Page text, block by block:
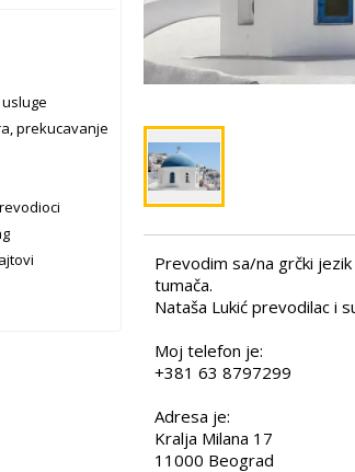
prekucavanje
Prevodim sa/na grčki
tumača.
Nataša Lukić prevodilac i
Moj telefon je:
+381 63 8797299
Adresa je:
Kralja Milana 17
11000 Beograd